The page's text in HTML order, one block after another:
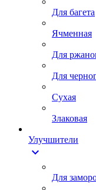
Для багета
Ячменная
Для
Для
Сухая
Злаковая
Улучшители
expand_more
Для